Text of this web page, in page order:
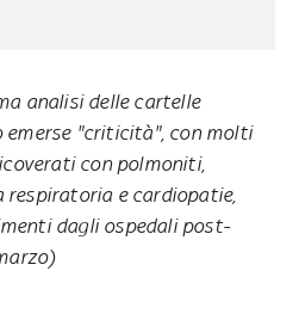
analisi delle cartelle
emerse "criticità", con molti
con polmoniti,
e cardiopatie,
dagli ospedali post-